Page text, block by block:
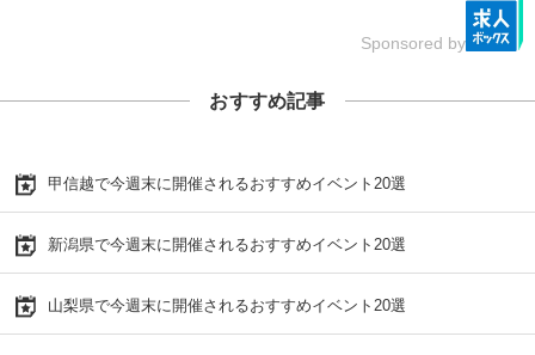
Sponsored by
おすすめ記事
甲信越で今週末に開催されるおすすめイベント20選
新潟県で今週末に開催されるおすすめイベント20選
山梨県で今週末に開催されるおすすめイベント20選